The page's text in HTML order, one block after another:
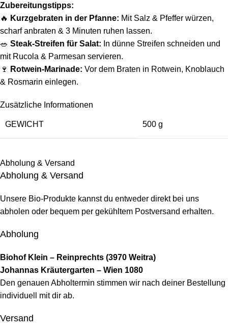
Zubereitungstipps:
🔥 Kurzgebraten in der Pfanne: Mit Salz & Pfeffer würzen,
scharf anbraten & 3 Minuten ruhen lassen.
🥗 Steak-Streifen für Salat: In dünne Streifen schneiden und
mit Rucola & Parmesan servieren.
🍷
Rotwein-Marinade: Vor dem Braten in Rotwein, Knoblauch
& Rosmarin einlegen.
Zusätzliche Informationen
GEWICHT 500 g
Abholung & Versand
Abholung & Versand
Unsere Bio-Produkte kannst du entweder direkt bei uns
abholen oder bequem per gekühltem Postversand erhalten.
Abholung
Biohof Klein – Reinprechts (3970 Weitra)
Johannas Kräutergarten – Wien 1080
Den genauen Abholtermin stimmen wir nach deiner Bestellung
individuell mit dir ab.
Versand